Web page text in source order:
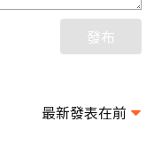
發布
最新發表在前